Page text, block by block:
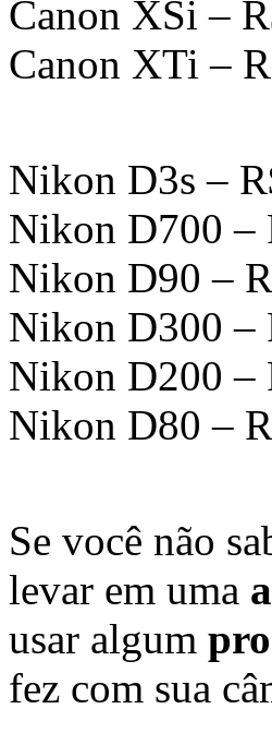
Canon XSi –
Canon XTi –
Nikon D3s –
Nikon D700 –
Nikon D90 –
Nikon D300 –
Nikon D200 –
Nikon D80 –
Se você não
levar em uma
usar algum
fez com sua